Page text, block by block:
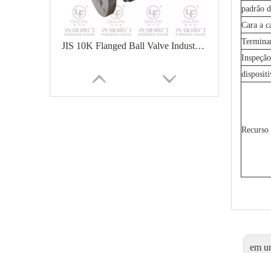
JIS 10K Flanged Ball Valve Industrial Pipelines
padrão
Cara a
Recurso
em